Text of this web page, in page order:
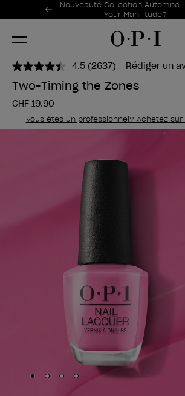
Offres promotionnelles
Nouveauté Collection Automne |
Your Mani-tude?
Item 1 of 2
4.5 Lire
2637
avis.
la
même
(2637) Rédiger un
Two-Timing the Zones
CHF 19.90
Vous êtes un professionnel? Achetez
Skip to slide
Skip to slide2
Skip to slide3
Skip to slide4